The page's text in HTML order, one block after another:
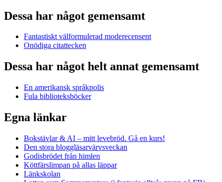
Dessa har något gemensamt
Fantastiskt välformulerad moderecensent
Onödiga citattecken
Dessa har något helt annat gemensamt
En amerikansk språkpolis
Fula biblioteksböcker
Egna länkar
Bokstävlar & AI – mitt levebröd. Gå en kurs!
Den stora bloggläsarvärvsveckan
Godisbrödet från himlen
Köttfärslimpan på allas läppar
Länkskolan